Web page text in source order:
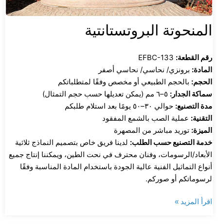
المنحوتة البروتستانتية
رقم القطعة:
المادة: برونزي/ نحاسي/ نحاسي أصفر
الحجم: بالحجم الطبيعي أو مخصص وفقًا لمتطلباتكم
سماكة الجدار:
مدة التصنيع: حوالي ٣٠–٥٠ يومًا بعد استلام طلبكم
التقنية: عملية الصب بالشمع المفقود
الميزة: توريد مباشر من المصهرة
خدمة التصنيع حسب الطلب: لدينا فريق خاص بتصميم النماذج ثلاثية
الأبعاد/الرسومات، وفنان محترف في نحت الطين، ويمكننا إنتاج جميع
أنواع التماثيل الفنية عالية الجودة باستخدام المادة المناسبة وفقًا
لرسوماتكم أو صوركم.
اقرأ المزيد »